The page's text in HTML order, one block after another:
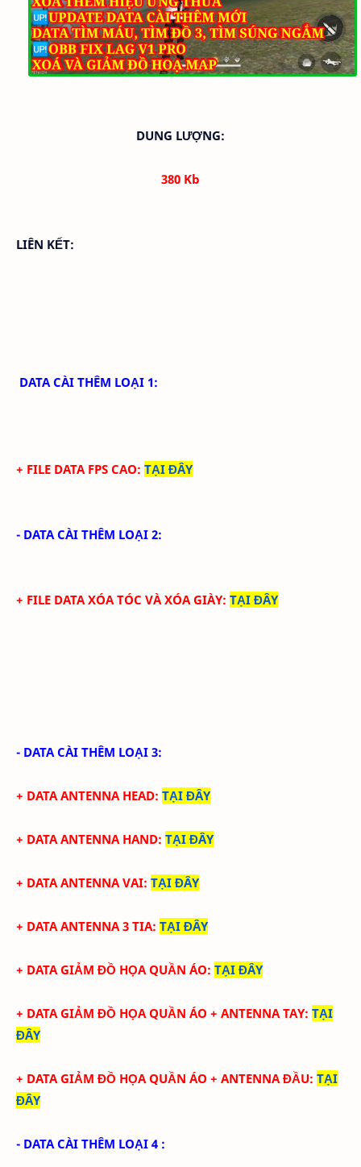
DUNG LƯỢNG:
380 Kb
LIÊN KẾT:
DATA CÀI THÊM LOẠI 1:
+ FILE DATA FPS CAO: TẠI ĐÂY
- DATA CÀI THÊM LOẠI 2:
+ FILE DATAXÓA TÓC VÀ XÓA GIÀY: TẠI ĐÂY
- DATA CÀI THÊM LOẠI 3:
+ DATA ANTENNA HEAD: TẠI ĐÂY
+ DATA ANTENNA HAND: TẠI ĐÂY
+ DATA ANTENNA VAI: TẠI ĐÂY
+ DATA ANTENNA 3 TIA: TẠI ĐÂY
+ DATA GIẢM ĐỒ HỌA QUẦN ÁO: TẠI ĐÂY
+ DATAGIẢM ĐỒ HỌA QUẦN ÁO + ANTENNA TAY: TẠI
ĐÂY
+ DATAGIẢM ĐỒ HỌA QUẦN ÁO + ANTENNA ĐẦU: TẠI
ĐÂY
- DATA CÀI THÊM LOẠI 4 :